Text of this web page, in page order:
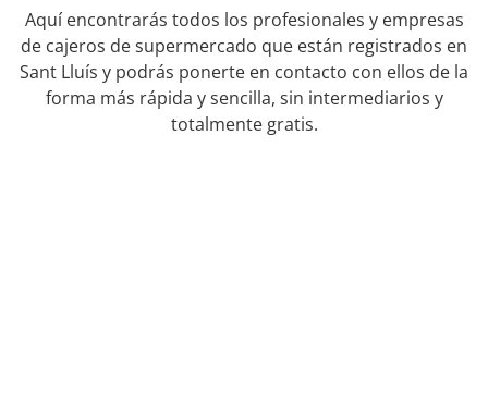
Aquí encontrarás todos los profesionales y empresas
de cajeros de supermercado que están registrados en
Sant Lluís y podrás ponerte en contacto con ellos de la
forma más rápida y sencilla, sin intermediarios y
totalmente gratis.